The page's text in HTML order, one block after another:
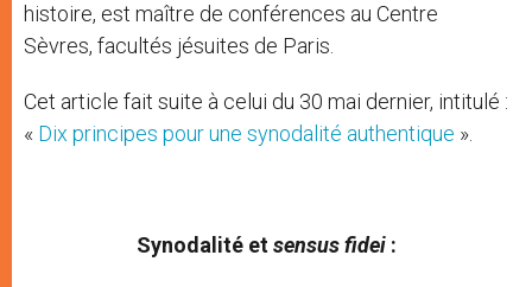
histoire, est maître de conférences au Centre
Sèvres, facultés jésuites de Paris.
Cet article fait suite à celui du 30 mai dernier, intitulé :
« Dix principes pour une synodalité authentique ».
Synodalité etsensus fidei :